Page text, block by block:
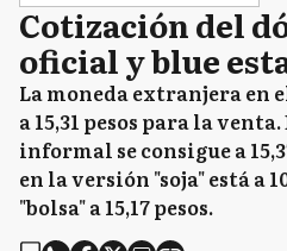
Cotización del
oficial y blue
La moneda extranjera en
a 15,31 pesos para la
informal se consigue a
en la versión "soja" está a
"bolsa" a 15,17 pesos.